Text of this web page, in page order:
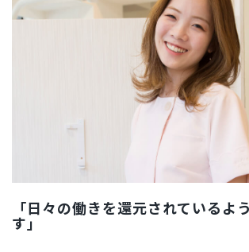
「日々の働きを還元されているよ
す」